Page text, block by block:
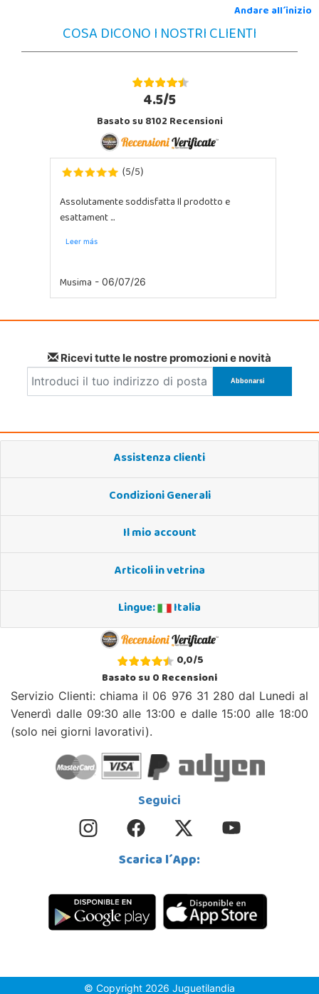
Andare all´inizio
COSA DICONO I NOSTRI CLIENTI
4.5/5
Basato su 8102 Recensioni
(5/5)
Assolutamente soddisfatta Il prodotto e
esattament ...
Leer más
Musima - 06/07/26
Ricevi tutte le nostre promozioni e novità
Assistenza clienti
Condizioni Generali
Il mio account
Articoli in vetrina
Lingue:
Italia
0,0/5
Basato su0Recensioni
Servizio Clienti: chiama il 06 976 31 280 dal Lunedi al
Venerdì dalle 09:30 alle 13:00 e dalle 15:00 alle 18:00
(solo nei giorni lavorativi).
Seguici
Scarica l´App:
© Copyright 2026 Juguetilandia